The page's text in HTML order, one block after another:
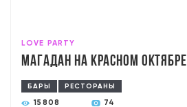
LOVE PARTY
Магадан на Красном Октябре
БАРЫ РЕСТОРАНЫ
15808 74